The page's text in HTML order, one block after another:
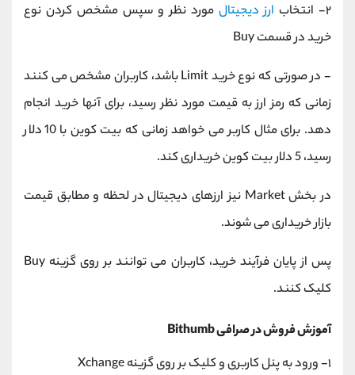
۲- انتخاب
ارز دیجیتال مورد نظر و سپس مشخص کردن نوع
خرید در قسمت Buy
- در صورتی که نوع خرید Limit باشد، کاربران مشخص می کنند
زمانی که رمز ارز به قیمت مورد نظر رسید، برای آنها خرید انجام
دهد. برای مثال کاربر می خواهد زمانی که بیت کوین با 10 دلار
رسید، 5 دلار بیت کوین خریداری کند.
در بخش Market نیز ارزهای دیجیتال در لحظه و مطابق قیمت
بازار خریداری می شوند.
پس از پایان فرآیند خرید، کاربران می توانند بر روی گزینه Buy
کلیک کنند.
آموزش فروش در صرافی Bithumb
۱- ورود به پنل کاربری و کلیک بر روی گزینه Xchange